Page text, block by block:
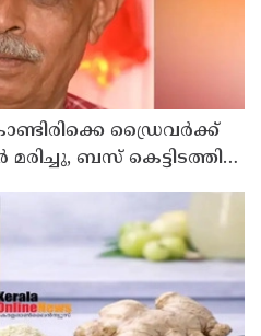
ഡ്രൈവർക്ക്
ബസ് കെട്ടിടത്തിൽ
പരിക്ക്